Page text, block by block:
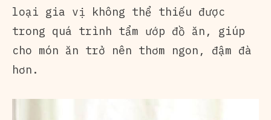
loại gia vị không thể thiếu được
trong quá trình tẩm ướp đồ ăn, giúp
cho món ăn trở nên thơm ngon, đậm đà
hơn.